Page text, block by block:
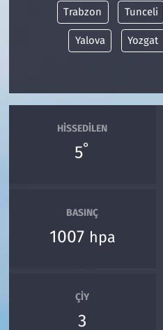
Trabzon Tunceli
Yalova Yozgat
HISSEDILEN
5°
BASINÇ
1007 hpa
ÇIY
3